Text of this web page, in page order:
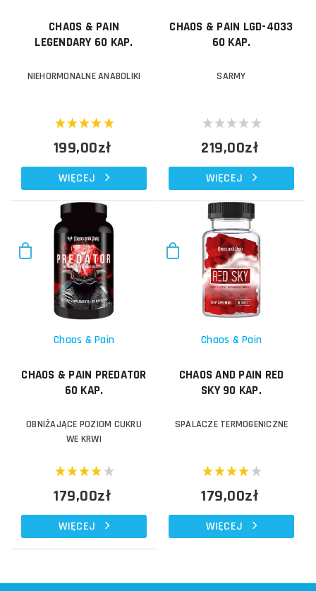
CHAOS & PAIN
LEGENDARY 60 KAP.
NIEHORMONALNE ANABOLIKI
199,00zł
WIĘCEJ
CHAOS & PAIN LGD-4033
60 KAP.
SARMY
219,00zł
WIĘCEJ
Chaos & Pain
CHAOS & PAIN PREDATOR
60 KAP.
OBNIŻAJĄCE POZIOM CUKRU
WE KRWI
179,00zł
WIĘCEJ
Chaos & Pain
CHAOS AND PAIN RED
SKY 90 KAP.
SPALACZE TERMOGENICZNE
179,00zł
WIĘCEJ